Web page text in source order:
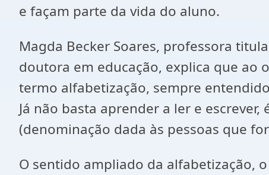
e façam parte da vida do aluno.
Magda Becker Soares, professora
doutora em educação, explica que ao
termo alfabetização, sempre
Já não basta aprender a ler e
(denominação dada às pessoas que
O sentido ampliado da alfabetização,